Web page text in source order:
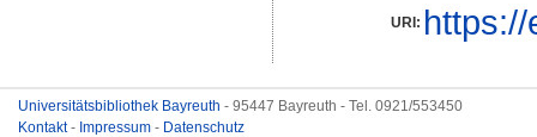
URI:
Universitätsbibliothek Bayreuth - 95447 Bayreuth - Tel. 0921/553450
Kontakt- Impressum - Datenschutz